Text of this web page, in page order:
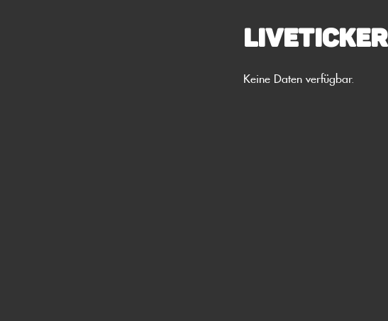
Liveticker
Keine Daten verfügbar.